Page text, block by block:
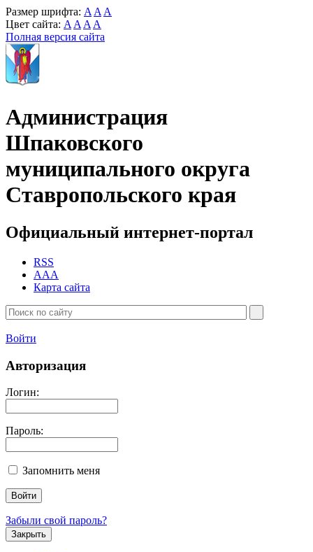
Размер шрифта: A A A
Цвет сайта: A A A A
Полная версия сайта
Администрация
Шпаковского
муниципального округа
Ставропольского края
Официальный интернет-портал
RSS
AAA
Карта сайта
Войти
Авторизация
Логин:
Пароль:
Запомнить меня
Забыли свой пароль?
Закрыть